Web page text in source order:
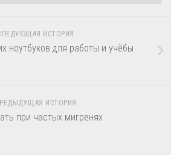
ИСТОРИЯ
ноутбуков для работы и учёбы
ИСТОРИЯ
при частых мигренях